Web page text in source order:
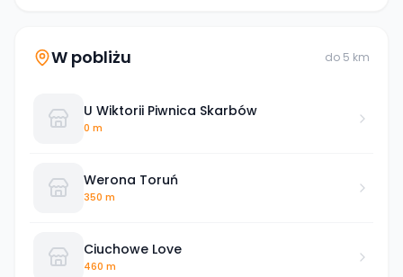
W pobliżu do 5 km
U Wiktorii Piwnica Skarbów
0 m
Werona Toruń
350 m
Ciuchowe Love
460 m